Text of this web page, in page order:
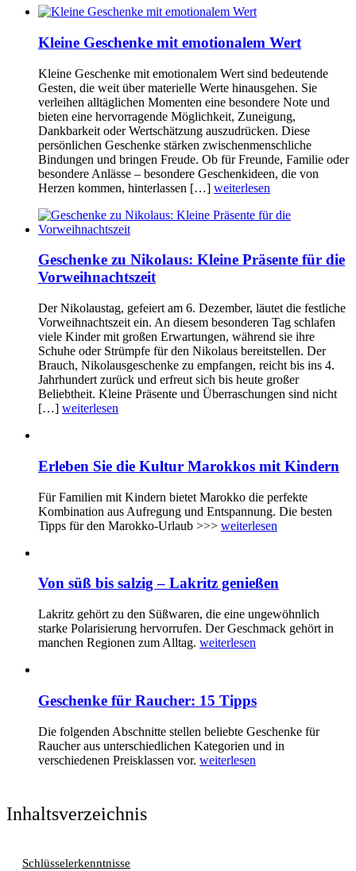
Kleine Geschenke mit emotionalem Wert
Kleine Geschenke mit emotionalem Wert sind bedeutende
Gesten, die weit über materielle Werte hinausgehen. Sie
verleihen alltäglichen Momenten eine besondere Note und
bieten eine hervorragende Möglichkeit, Zuneigung,
Dankbarkeit oder Wertschätzung auszudrücken. Diese
persönlichen Geschenke stärken zwischenmenschliche
Bindungen und bringen Freude. Ob für Freunde, Familie oder
besondere Anlässe – besondere Geschenkideen, die von
Herzen kommen, hinterlassen […] weiterlesen
Geschenke zu Nikolaus: Kleine Präsente für die
Vorweihnachtszeit
Der Nikolaustag, gefeiert am 6. Dezember, läutet die festliche
Vorweihnachtszeit ein. An diesem besonderen Tag schlafen
viele Kinder mit großen Erwartungen, während sie ihre
Schuhe oder Strümpfe für den Nikolaus bereitstellen. Der
Brauch, Nikolausgeschenke zu empfangen, reicht bis ins 4.
Jahrhundert zurück und erfreut sich bis heute großer
Beliebtheit. Kleine Präsente und Überraschungen sind nicht
[…] weiterlesen
Erleben Sie die Kultur Marokkos mit Kindern
Für Familien mit Kindern bietet Marokko die perfekte
Kombination aus Aufregung und Entspannung. Die besten
Tipps für den Marokko-Urlaub >>> weiterlesen
Von süß bis salzig – Lakritz genießen
Lakritz gehört zu den Süßwaren, die eine ungewöhnlich
starke Polarisierung hervorrufen. Der Geschmack gehört in
manchen Regionen zum Alltag. weiterlesen
Geschenke für Raucher: 15 Tipps
Die folgenden Abschnitte stellen beliebte Geschenke für
Raucher aus unterschiedlichen Kategorien und in
verschiedenen Preisklassen vor. weiterlesen
Inhaltsverzeichnis
Schlüsselerkenntnisse